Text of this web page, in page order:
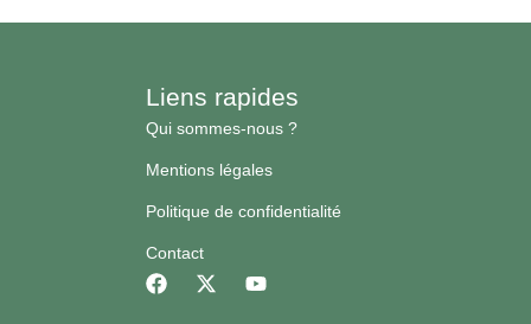
Liens rapides
Qui sommes-nous ?
Mentions légales
Politique de confidentialité
Contact